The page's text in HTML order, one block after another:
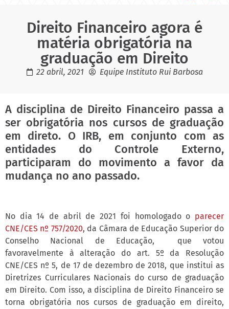
Direito Financeiro agora é
matéria obrigatória na
graduação em Direito
22 abril, 2021 Equipe Instituto Rui Barbosa
A disciplina de Direito Financeiro passa a
ser obrigatória nos cursos de graduação
em direto. O IRB, em conjunto com as
entidades do Controle Externo,
participaram do movimento a favor da
mudança no ano passado.
No dia 14 de abril de 2021 foi homologado o parecer
CNE/CES nº 757/2020, da Câmara de Educação Superior do
Conselho Nacional de Educação, que votou
favoravelmente à alteração do art. 5º da Resolução
CNE/CES nº 5, de 17 de dezembro de 2018, que institui as
Diretrizes Curriculares Nacionais do curso de graduação
em Direito. Com isso, a disciplina de Direito Financeiro se
torna obrigatória nos cursos de graduação em direito,